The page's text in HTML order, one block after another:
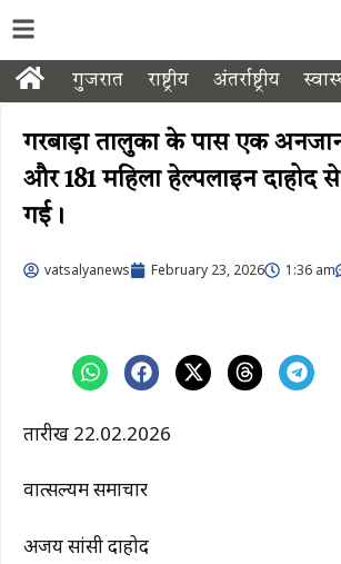
गुजरात राष्ट्रीय अंतर्राष्ट्रीय
गरबाड़ा तालुका के पास एक
और 181 महिला हेल्पलाइन दाहोद
गई।
vatsalyanews February 23, 2026 1:36 am
तारीख 22.02.2026
वात्सल्यम समाचार
अजय सांसी दाहोद